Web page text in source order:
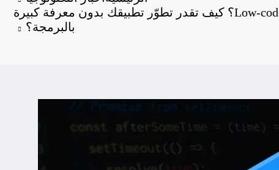
ما هو الـ No-code و Low-code؟ كيف تقدر تطوّر تطبيقك بدون معرفة كبيرة
بالبرمجة؟